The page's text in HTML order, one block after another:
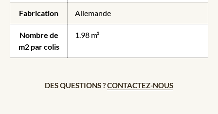
Fabrication Allemande
Nombre de
m2 par colis
1.98 m²
DES QUESTIONS ?CONTACTEZ-NOUS